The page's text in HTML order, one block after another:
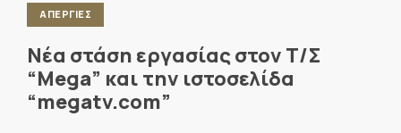
ΑΠΕΡΓΙΕΣ
Νέα στάση εργασίας στον Τ/Σ
“Mega” και την ιστοσελίδα
“megatv.com”